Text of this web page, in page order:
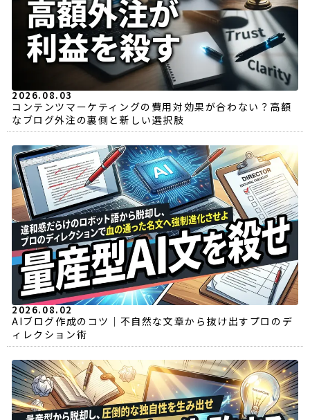
2026.08.03
コンテンツマーケティングの費用対効果が合わない？高額
なブログ外注の裏側と新しい選択肢
2026.08.02
AIブログ作成のコツ｜不自然な文章から抜け出すプロのデ
ィレクション術